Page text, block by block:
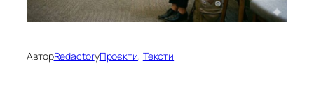
АвторRedactorуПроєкти, Тексти